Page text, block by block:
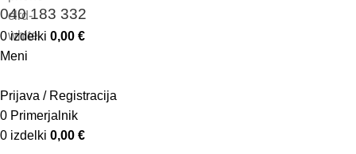
040 183 332
0izdelki 0,00 €
Meni
Prijava / Registracija
0 Primerjalnik
0 izdelki 0,00 €